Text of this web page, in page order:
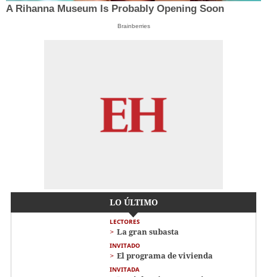
A Rihanna Museum Is Probably Opening Soon
Brainberries
LO ÚLTIMO
LECTORES
La gran subasta
INVITADO
El programa de vivienda
INVITADA